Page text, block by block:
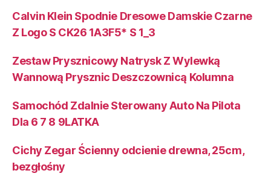
Calvin Klein Spodnie Dresowe Damskie Czarne
Z Logo S CK26 1A3F5* S 1_3
Zestaw Prysznicowy Natrysk Z Wylewką
Wannową Prysznic Deszczownicą Kolumna
Samochód Zdalnie Sterowany Auto Na Pilota
Dla 6 7 8 9LATKA
Cichy Zegar Ścienny odcienie drewna, 25cm,
bezgłośny